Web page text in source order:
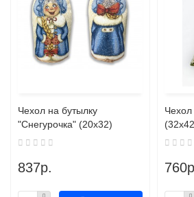
Чехол на бутылку
"Снегурочка" (20х32)
837р.
Чехол